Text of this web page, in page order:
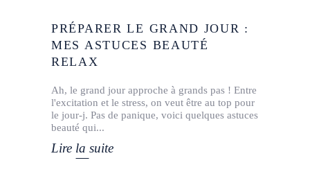
PRÉPARER LE GRAND JOUR :
MES ASTUCES BEAUTÉ
RELAX
Ah, le grand jour approche à grands pas ! Entre
l'excitation et le stress, on veut être au top pour
le jour-j. Pas de panique, voici quelques astuces
beauté qui
Lire la suite